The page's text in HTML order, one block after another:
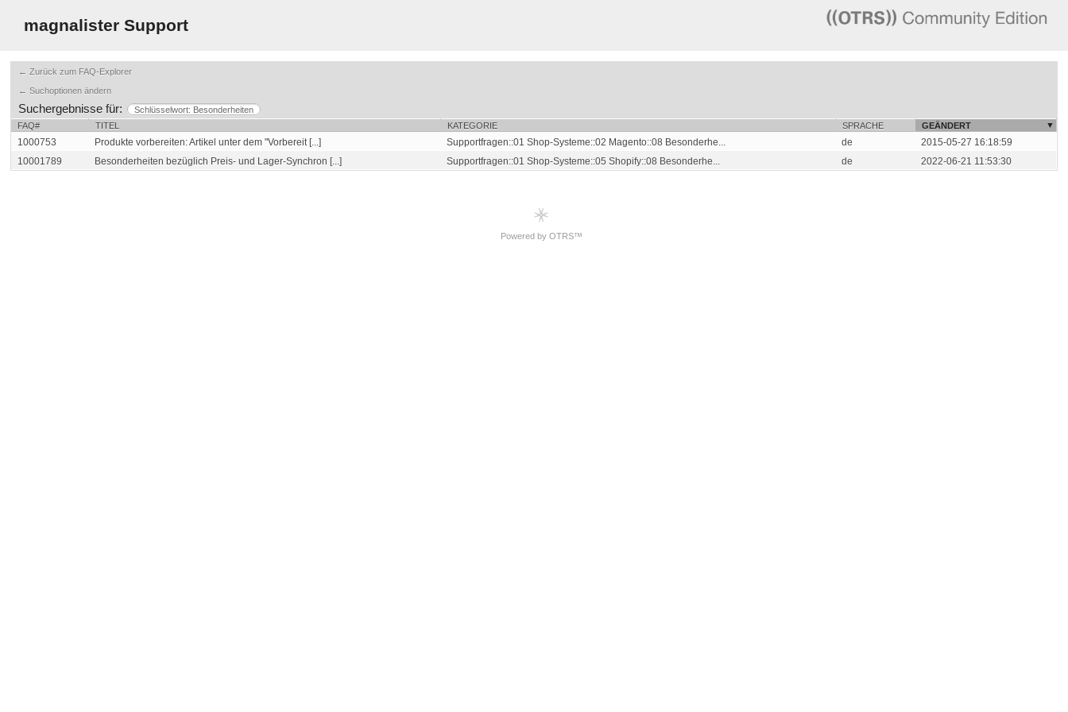
magnalister Support
← Zurück zum FAQ-Explorer
← Suchoptionen ändern
Suchergebnisse für:
Schlüsselwort: Besonderheiten
FAQ#
TITEL KATEGORIE SPRACHE GEÄNDERT
1000753 Produkte vorbereiten: Artikel unter dem "Vorbereit [...] Supportfragen::01 Shop-Systeme::02 Magento::08 Besonderhe... de
2015-05-27 16:18:59
10001789
Besonderheiten bezüglich Preis- und Lager-Synchron [...] Supportfragen::01 Shop-Systeme::05 Shopify::08 Besonderhe... de 2022-06-21 11:53:30
Powered by OTRS™